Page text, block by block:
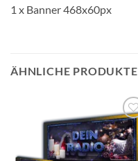
1 x Banner 468x60px
ÄHNLICHE PRODUKTE
Auf die
Wunschliste
setzen